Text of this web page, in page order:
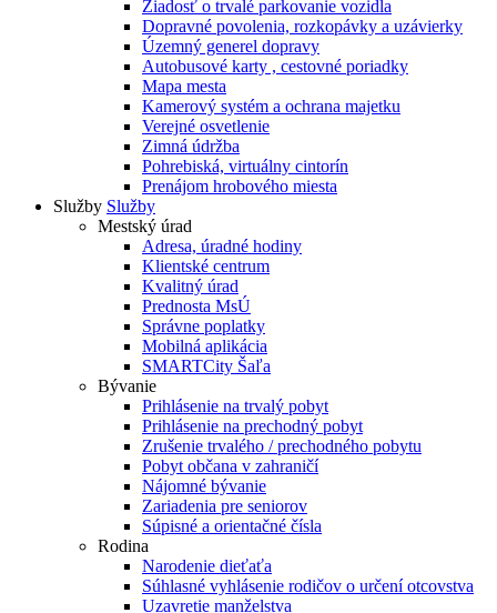
Žiadosť o trvalé parkovanie vozidla
Dopravné povolenia, rozkopávky a uzávierky
Územný generel dopravy
Autobusové karty , cestovné poriadky
Mapa mesta
Kamerový systém a ochrana majetku
Verejné osvetlenie
Zimná údržba
Pohrebiská, virtuálny cintorín
Prenájom hrobového miesta
Služby Služby
Mestský úrad
Adresa, úradné hodiny
Klientské centrum
Kvalitný úrad
Prednosta MsÚ
Správne poplatky
Mobilná aplikácia
SMARTCity Šaľa
Bývanie
Prihlásenie na trvalý pobyt
Prihlásenie na prechodný pobyt
Zrušenie trvalého / prechodného pobytu
Pobyt občana v zahraničí
Nájomné bývanie
Zariadenia pre seniorov
Súpisné a orientačné čísla
Rodina
Narodenie dieťaťa
Súhlasné vyhlásenie rodičov o určení otcovstva
Uzavretie manželstva